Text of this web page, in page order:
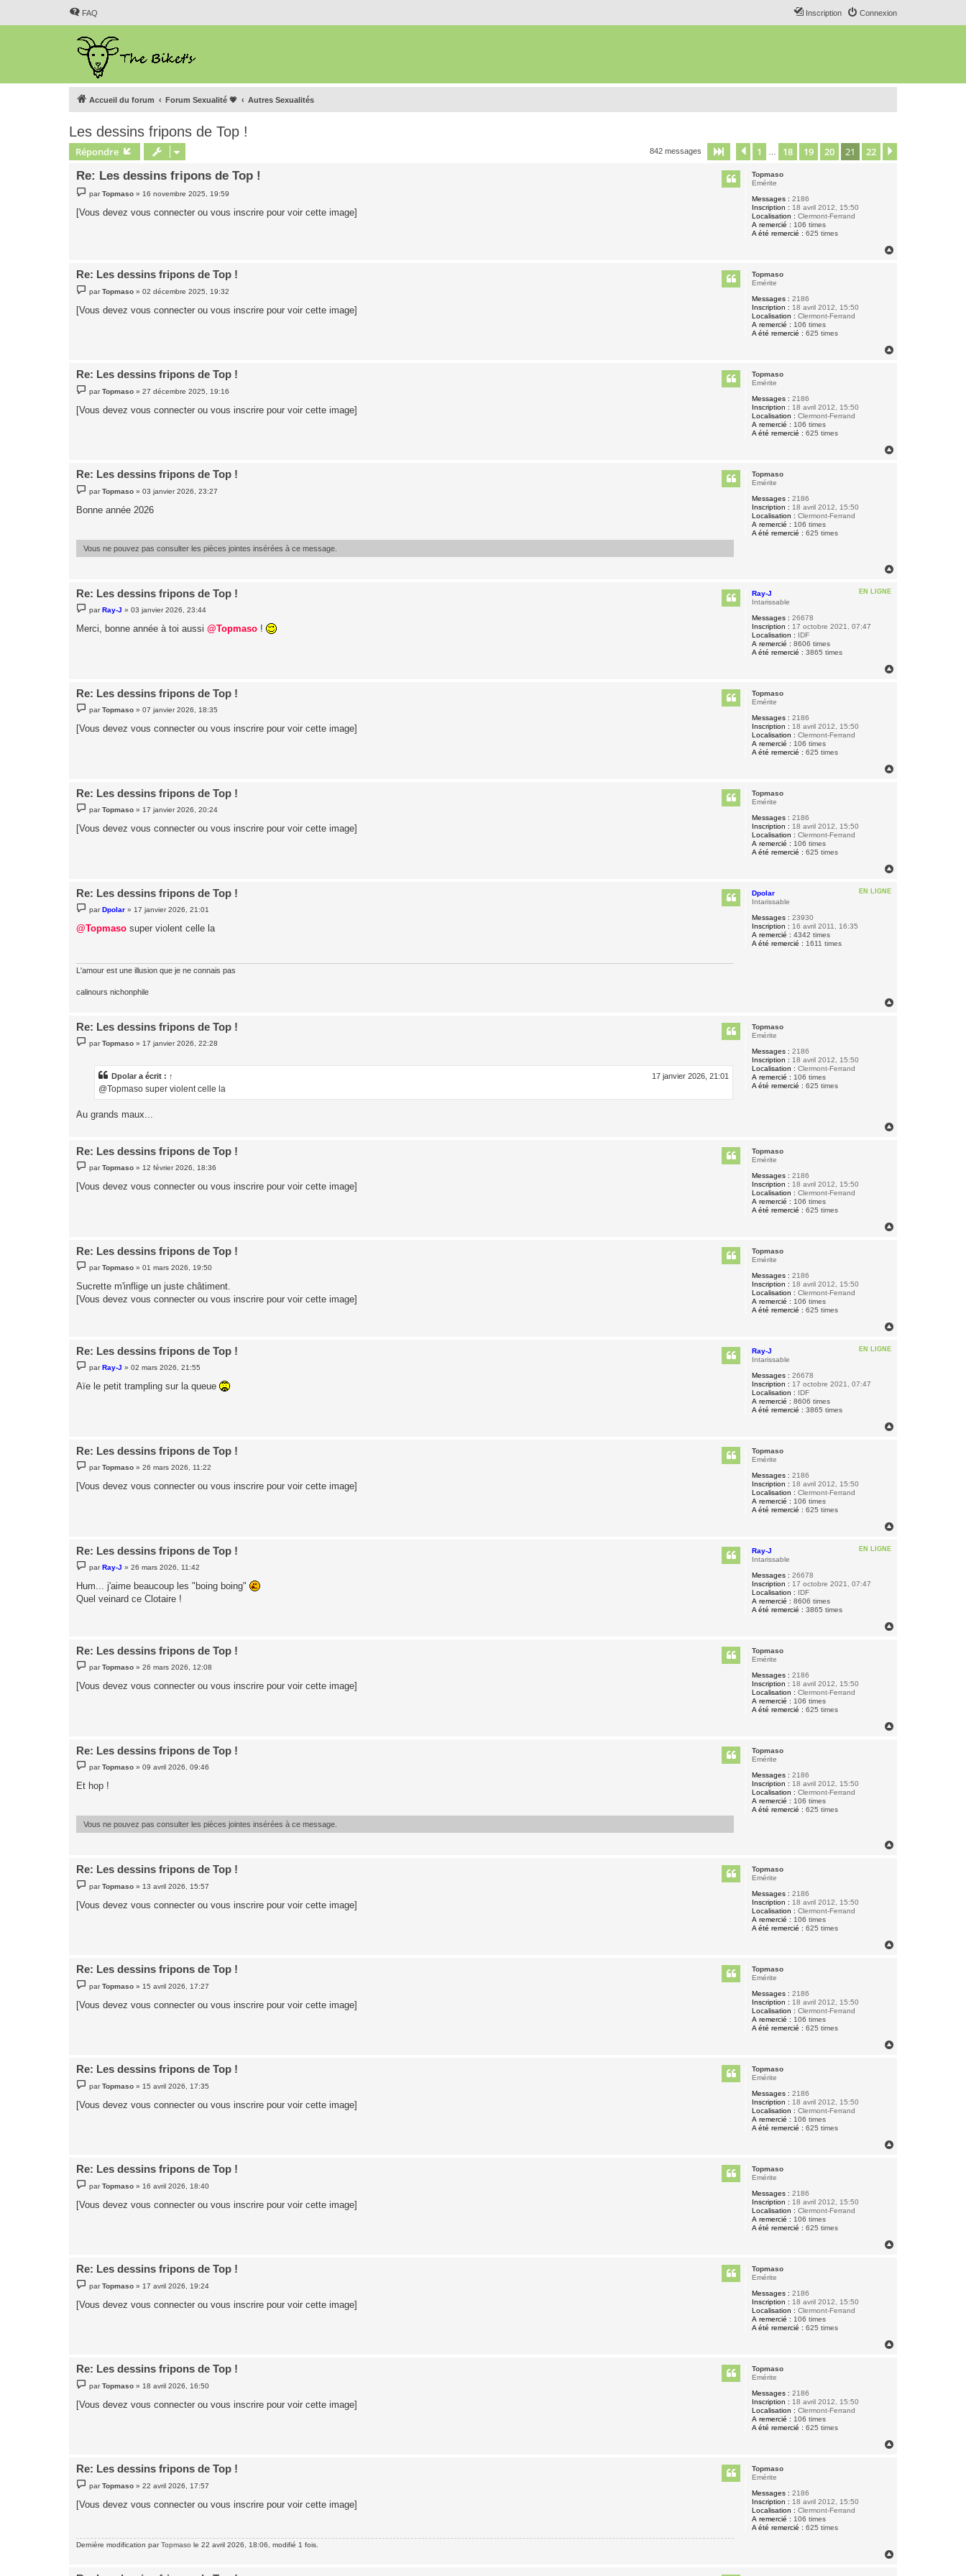
FAQ Connexion
Inscription
Accueil du forum Forum Sexualité 💗 Autres Sexualités
Les dessins fripons de Top !
Répondre 842 messages Page 21 sur 22
Précédent
1 18 19 20 21 22
Topmaso
Emérite
Messages : 2186
Inscription : 18 avril 2012, 15:50
Localisation : Clermont-Ferrand
A remercié : 106 times
A été remercié : 625 times
Re: Les dessins fripons de Top !
e
s
parTopmaso » 16 novembre 2025, 19:59
[Vous devez vous connecter ou vous inscrire pour voir cette image]
Topmaso
Emérite
Messages : 2186
Inscription : 18 avril 2012, 15:50
Localisation : Clermont-Ferrand
A remercié : 106 times
A été remercié : 625 times
Re: Les dessins fripons de Top !
e
s
parTopmaso »02 décembre 2025, 19:32
[Vous devez vous connecter ou vous inscrire pour voir cette image]
Topmaso
Emérite
Messages : 2186
Inscription : 18 avril 2012, 15:50
Localisation : Clermont-Ferrand
A remercié : 106 times
A été remercié : 625 times
Re: Les dessins fripons de Top !
e
s
parTopmaso »27 décembre 2025, 19:16
[Vous devez vous connecter ou vous inscrire pour voir cette image]
Topmaso
Emérite
Messages : 2186
Inscription : 18 avril 2012, 15:50
Localisation : Clermont-Ferrand
A remercié : 106 times
A été remercié : 625 times
Re: Les dessins fripons de Top !
e
s
e
parTopmaso »03 janvier 2026, 23:27
Bonne année 2026
Vous ne pouvez pas consulter les pièces jointes insérées à ce message.
EN LIGNE
Ray-J
Intarissable
Messages : 26678
Inscription : 17 octobre 2021, 07:47
Localisation : IDF
A remercié : 8606 times
A été remercié : 3865 times
Re: Les dessins fripons de Top !
e
s
parRay-J »03 janvier 2026, 23:44
Merci, bonne année à toi aussi @Topmaso !
Topmaso
Emérite
Messages : 2186
Inscription : 18 avril 2012, 15:50
Localisation : Clermont-Ferrand
A remercié : 106 times
A été remercié : 625 times
Re: Les dessins fripons de Top !
e
s
parTopmaso »07 janvier 2026, 18:35
[Vous devez vous connecter ou vous inscrire pour voir cette image]
Topmaso
Emérite
Messages : 2186
Inscription : 18 avril 2012, 15:50
Localisation : Clermont-Ferrand
A remercié : 106 times
A été remercié : 625 times
Re: Les dessins fripons de Top !
e
s
parTopmaso » 17 janvier 2026, 20:24
[Vous devez vous connecter ou vous inscrire pour voir cette image]
EN LIGNE
Dpolar
Intarissable
Messages : 23930
Inscription : 16 avril 2011, 16:35
A remercié : 4342 times
A été remercié : 1611 times
Re: Les dessins fripons de Top !
e
s
s
parDpolar » 17 janvier 2026, 21:01
@Topmaso super violent celle la
L'amour est une illusion que je ne connais pas
calinours nichonphile
Topmaso
Emérite
Messages : 2186
Inscription : 18 avril 2012, 15:50
Localisation : Clermont-Ferrand
A remercié : 106 times
A été remercié : 625 times
Re: Les dessins fripons de Top !
e
parTopmaso » 17 janvier 2026, 22:28
Dpolar a écrit : ↑ 17 janvier 2026, 21:01
@Topmaso super violent celle la
Au grands maux...
Topmaso
Emérite
Messages : 2186
Inscription : 18 avril 2012, 15:50
Localisation : Clermont-Ferrand
A remercié : 106 times
A été remercié : 625 times
Re: Les dessins fripons de Top !
e
s
parTopmaso »12 février 2026, 18:36
[Vous devez vous connecter ou vous inscrire pour voir cette image]
Topmaso
Emérite
Messages : 2186
Inscription : 18 avril 2012, 15:50
Localisation : Clermont-Ferrand
A remercié : 106 times
A été remercié : 625 times
Re: Les dessins fripons de Top !
e
s
a
parTopmaso »01 mars 2026, 19:50
Sucrette m'inflige un juste châtiment.
[Vous devez vous connecter ou vous inscrire pour voir cette image]
EN LIGNE
Ray-J
Intarissable
Messages : 26678
Inscription : 17 octobre 2021, 07:47
Localisation : IDF
A remercié : 8606 times
A été remercié : 3865 times
Re: Les dessins fripons de Top !
e
s
par Ray-J »02 mars 2026, 21:55
Aïe le petit trampling sur la queue
Topmaso
Emérite
Messages : 2186
Inscription : 18 avril 2012, 15:50
Localisation : Clermont-Ferrand
A remercié : 106 times
A été remercié : 625 times
Re: Les dessins fripons de Top !
e
s
parTopmaso »26 mars 2026, 11:22
[Vous devez vous connecter ou vous inscrire pour voir cette image]
EN LIGNE
Ray-J
Intarissable
Messages : 26678
Inscription : 17 octobre 2021, 07:47
Localisation : IDF
A remercié : 8606 times
A été remercié : 3865 times
Re: Les dessins fripons de Top !
e
s
a
par Ray-J »26 mars 2026, 11:42
Hum... j'aime beaucoup les "boing boing"
Quel veinard ce Clotaire !
Topmaso
Emérite
Messages : 2186
Inscription : 18 avril 2012, 15:50
Localisation : Clermont-Ferrand
A remercié : 106 times
A été remercié : 625 times
Re: Les dessins fripons de Top !
e
s
parTopmaso »26 mars 2026, 12:08
[Vous devez vous connecter ou vous inscrire pour voir cette image]
Topmaso
Emérite
Messages : 2186
Inscription : 18 avril 2012, 15:50
Localisation : Clermont-Ferrand
A remercié : 106 times
A été remercié : 625 times
Re: Les dessins fripons de Top !
e
s
s
e
parTopmaso »09 avril 2026, 09:46
Et hop !
Vous ne pouvez pas consulter les pièces jointes insérées à ce message.
Topmaso
Emérite
Messages : 2186
Inscription : 18 avril 2012, 15:50
Localisation : Clermont-Ferrand
A remercié : 106 times
A été remercié : 625 times
Re: Les dessins fripons de Top !
e
s
parTopmaso » 13 avril 2026, 15:57
[Vous devez vous connecter ou vous inscrire pour voir cette image]
Topmaso
Emérite
Messages : 2186
Inscription : 18 avril 2012, 15:50
Localisation : Clermont-Ferrand
A remercié : 106 times
A été remercié : 625 times
Re: Les dessins fripons de Top !
e
s
parTopmaso » 15 avril 2026, 17:27
[Vous devez vous connecter ou vous inscrire pour voir cette image]
Topmaso
Emérite
Messages : 2186
Inscription : 18 avril 2012, 15:50
Localisation : Clermont-Ferrand
A remercié : 106 times
A été remercié : 625 times
Re: Les dessins fripons de Top !
e
s
parTopmaso » 15 avril 2026, 17:35
[Vous devez vous connecter ou vous inscrire pour voir cette image]
Topmaso
Emérite
Messages : 2186
Inscription : 18 avril 2012, 15:50
Localisation : Clermont-Ferrand
A remercié : 106 times
A été remercié : 625 times
Re: Les dessins fripons de Top !
e
s
parTopmaso » 16 avril 2026, 18:40
[Vous devez vous connecter ou vous inscrire pour voir cette image]
Topmaso
Emérite
Messages : 2186
Inscription : 18 avril 2012, 15:50
Localisation : Clermont-Ferrand
A remercié : 106 times
A été remercié : 625 times
Re: Les dessins fripons de Top !
e
s
parTopmaso » 17 avril 2026, 19:24
[Vous devez vous connecter ou vous inscrire pour voir cette image]
Topmaso
Emérite
Messages : 2186
Inscription : 18 avril 2012, 15:50
Localisation : Clermont-Ferrand
A remercié : 106 times
A été remercié : 625 times
Re: Les dessins fripons de Top !
e
s
parTopmaso » 18 avril 2026, 16:50
[Vous devez vous connecter ou vous inscrire pour voir cette image]
Topmaso
Emérite
Messages : 2186
Inscription : 18 avril 2012, 15:50
Localisation : Clermont-Ferrand
A remercié : 106 times
A été remercié : 625 times
Re: Les dessins fripons de Top !
e
s
parTopmaso »22 avril 2026, 17:57
[Vous devez vous connecter ou vous inscrire pour voir cette image]
Dernière modification parTopmaso le 22 avril 2026, 18:06, modifié 1 fois.